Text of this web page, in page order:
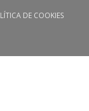
DE COOKIES